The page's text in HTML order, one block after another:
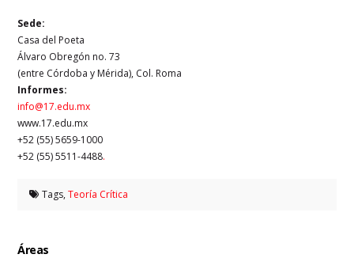
Sede:
Casa del Poeta
Álvaro Obregón no. 73
(entre Córdoba y Mérida), Col. Roma
Informes:
info@17.edu.mx
www.17.edu.mx
+52 (55) 5659-1000
+52 (55) 5511-4488.
Tags,Teoría Crítica
Áreas